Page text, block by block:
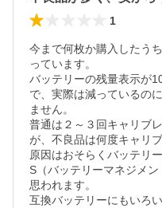
1
今まで何枚か購入したう
っています。
バッテリーの残量表示が
で、実際は減っているの
ません。
普通は２～３回キャリブ
が、不良品は何度キャリ
原因はおそらくバッテリ
S（バッテリーマネジメ
思われます。
互換バッテリーにもいろ